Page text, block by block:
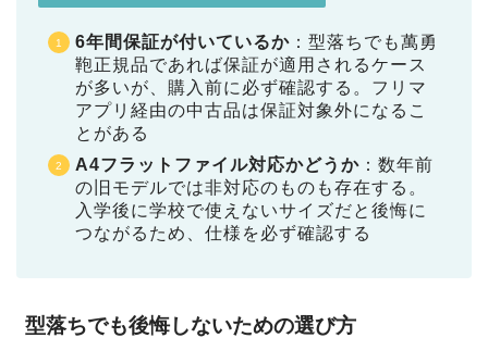
6年間保証が付いているか ：型落ちでも萬勇
鞄正規品であれば保証が適用されるケース
が多いが、購入前に必ず確認する。フリマ
アプリ経由の中古品は保証対象外になるこ
とがある
A4フラットファイル対応かどうか ：数年前
の旧モデルでは非対応のものも存在する。
入学後に学校で使えないサイズだと後悔に
つながるため、仕様を必ず確認する
型落ちでも後悔しないための選び方